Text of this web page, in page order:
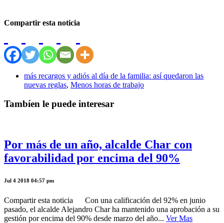
Compartir esta noticia
más recargos y adiós al día de la familia: así quedaron las
nuevas reglas, Menos horas de trabajo
Tambíen le puede interesar
Por más de un año, alcalde Char con
favorabilidad por encima del 90%
Jul 4 2018 04:57 pm
Compartir esta noticia Con una calificación del 92% en junio
pasado, el alcalde Alejandro Char ha mantenido una aprobación a su
gestión por encima del 90% desde marzo del año... Ver Mas